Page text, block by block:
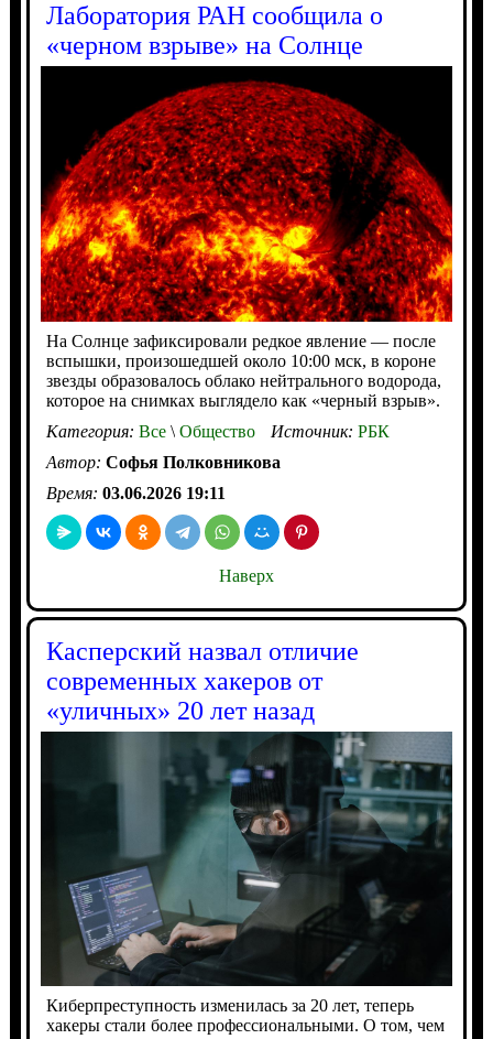
Лаборатория РАН сообщила о
«черном взрыве» на Солнце
На Солнце зафиксировали редкое явление — после
вспышки, произошедшей около 10:00 мск, в короне
звезды образовалось облако нейтрального водорода,
которое на снимках выглядело как «черный взрыв».
Категория: Все\Общество Источник: РБК
Автор: Софья Полковникова
Время: 03.06.2026 19:11
Наверх
Касперский назвал отличие
современных хакеров от
«уличных» 20 лет назад
Киберпреступность изменилась за 20 лет, теперь
хакеры стали более профессиональными. О том, чем